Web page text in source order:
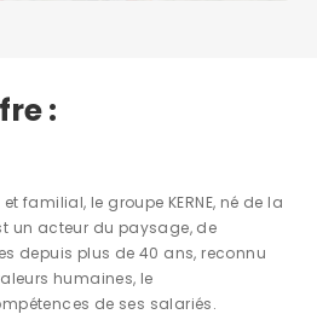
:
familial, le groupe KERNE, né de la
un acteur du paysage, de
depuis plus de 40 ans, reconnu
humaines, le
de ses salariés.